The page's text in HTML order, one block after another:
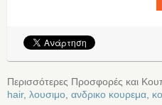
Περισσότερες Προσφορές και
hair, λουσιμο ανδρικο κουρεμα